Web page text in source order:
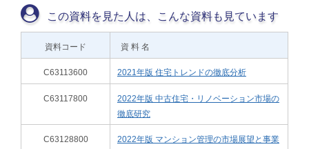
この資料を見た人は、こんな資料も見ています
資料コード 資 料 名
C63113600 2021年版 住宅トレンドの徹底分析
C63117800
2022年版 中古住宅・リノベーション市場の
徹底研究
C63128800
2022年版 マンション管理の市場展望と事業